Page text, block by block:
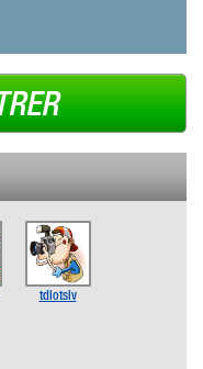
tdlotslv